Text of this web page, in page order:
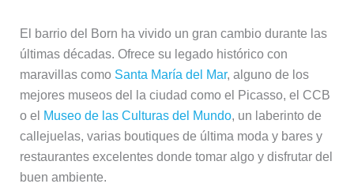
El barrio del Born ha vivido un gran cambio durante las
últimas décadas. Ofrece su legado histórico con
maravillas como Santa María del Mar, alguno de los
mejores museos del la ciudad como el Picasso, el CCB
o el
Museo de las Culturas del Mundo, un laberinto de
callejuelas, varias boutiques de última moda y bares y
restaurantes excelentes donde tomar algo y disfrutar del
buen ambiente.